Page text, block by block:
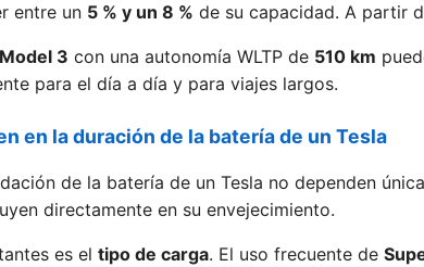
entre un 5 % y un 8 % de su capacidad. A partir
3 con una autonomía WLTP de 510 km
para el día a día y para viajes largos.
en la duración de la batería de un Tesla
de la batería de un Tesla no dependen
directamente en su envejecimiento.
es el tipo de carga. El uso frecuente de